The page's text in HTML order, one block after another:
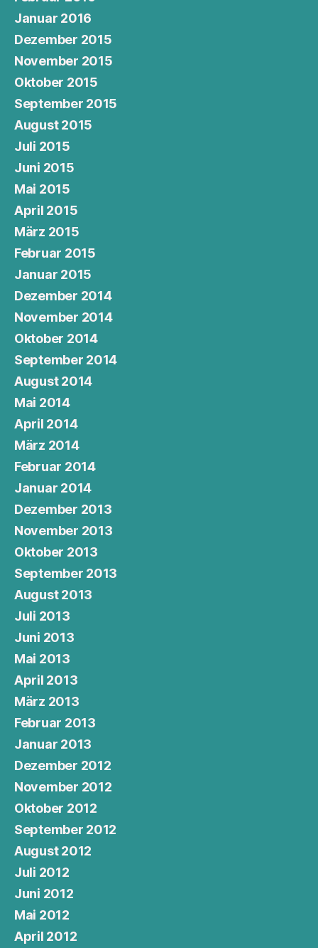
Januar 2016
Dezember 2015
November 2015
Oktober 2015
September 2015
August 2015
Juli 2015
Juni 2015
Mai 2015
April 2015
März 2015
Februar 2015
Januar 2015
Dezember 2014
November 2014
Oktober 2014
September 2014
August 2014
Mai 2014
April 2014
März 2014
Februar 2014
Januar 2014
Dezember 2013
November 2013
Oktober 2013
September 2013
August 2013
Juli 2013
Juni 2013
Mai 2013
April 2013
März 2013
Februar 2013
Januar 2013
Dezember 2012
November 2012
Oktober 2012
September 2012
August 2012
Juli 2012
Juni 2012
Mai 2012
April 2012